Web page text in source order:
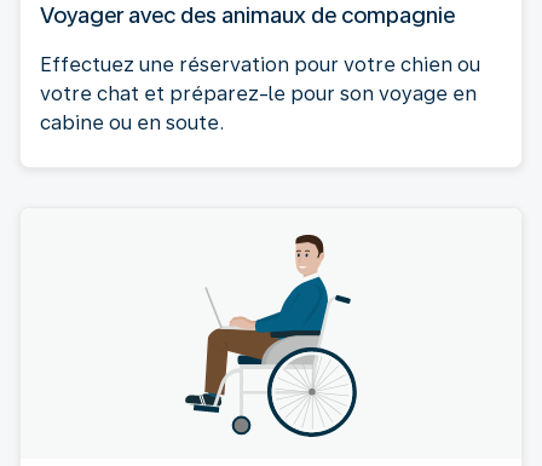
Voyager avec des animaux de compagnie
Effectuez une réservation pour votre chien ou
votre chat et préparez-le pour son voyage en
cabine ou en soute.